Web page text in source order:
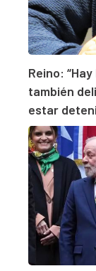
Reino:
también
estar